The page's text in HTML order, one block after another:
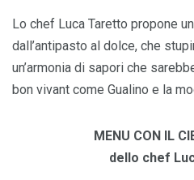
Lo chef Luca Taretto propone
dall’antipasto al dolce, che
un’armonia di sapori che
bon vivant come Gualino e la
MENU CON IL
dello chef